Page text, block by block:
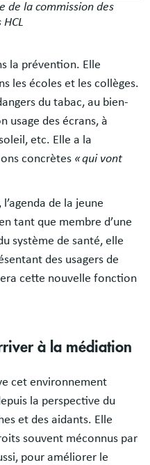
de la commission des
la prévention. Elle
les écoles et les collèges.
du tabac, au bien-
usage des écrans, à
etc. Elle a la
concrètes « qui vont
de la jeune
tant que membre d’une
système de santé, elle
des usagers de
cette nouvelle fonction
à la médiation
cet environnement
la perspective du
et des aidants. Elle
souvent méconnus par
pour améliorer le